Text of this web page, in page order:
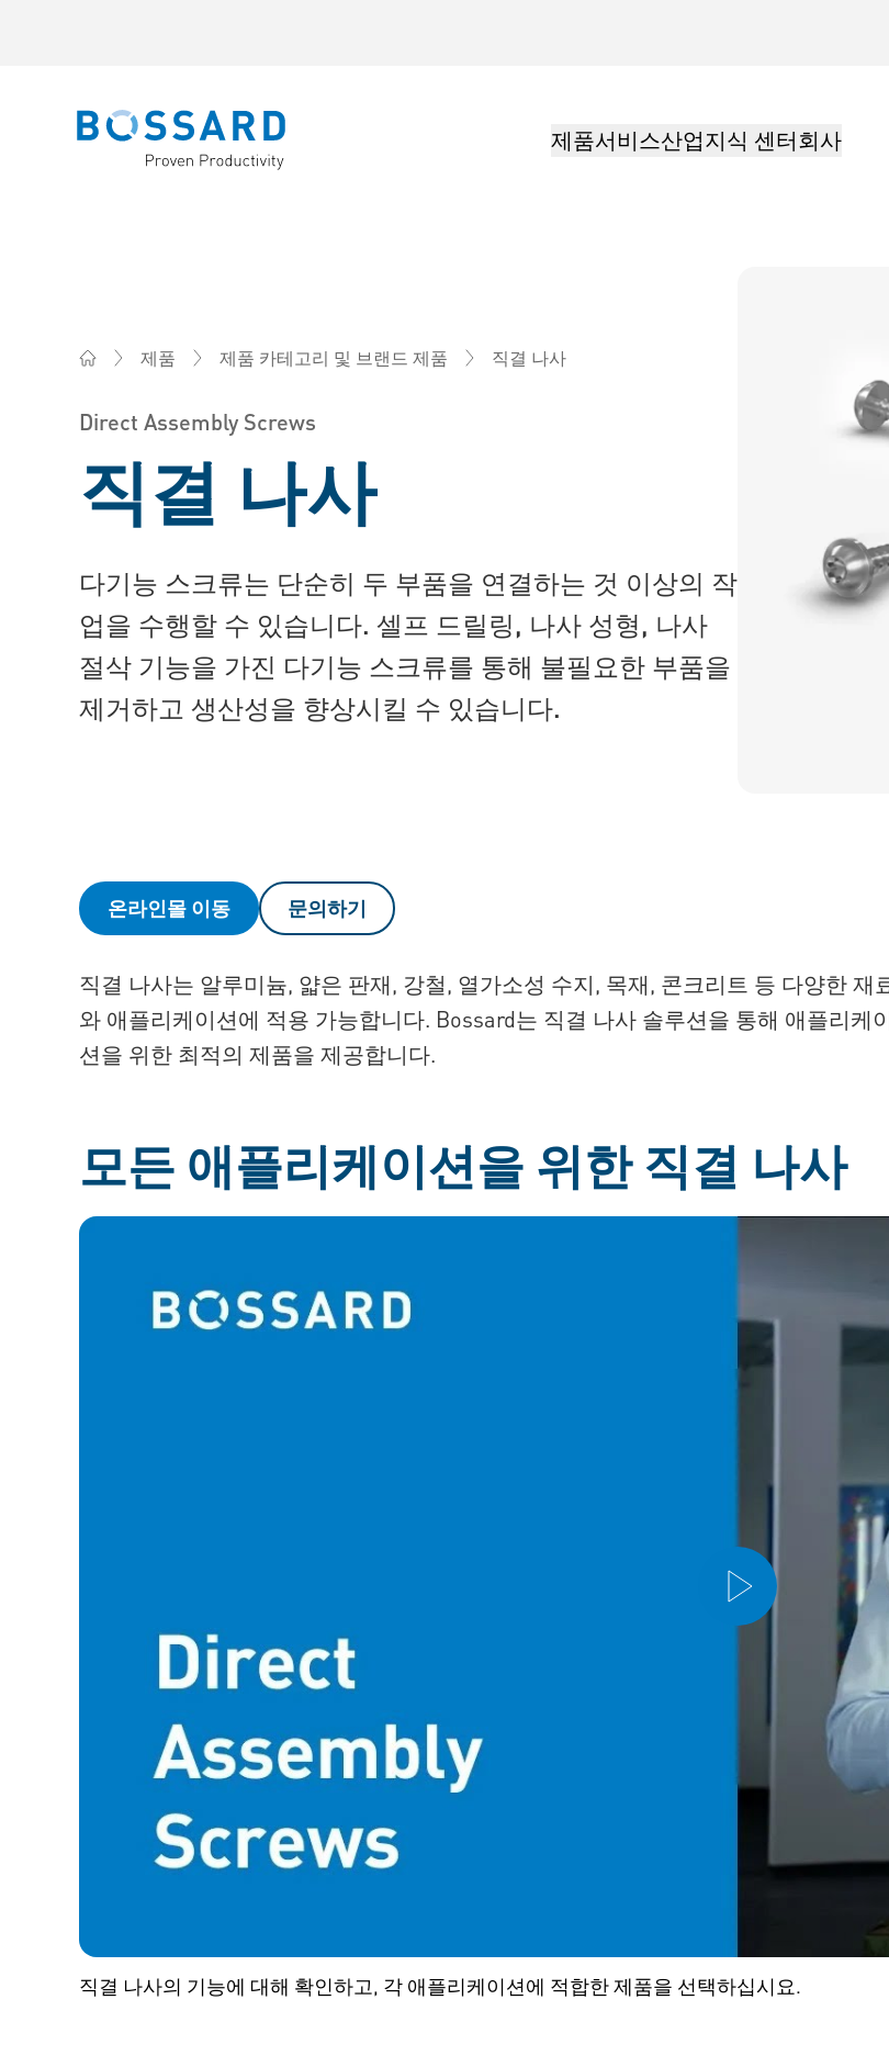
Bossard homepage 제품서비스산업지식 센터회사
제품 제품 카테고리 및 브랜드 제품 직결 나사
Direct Assembly Screws
직결 나사
다기능 스크류는 단순히 두 부품을 연결하는 것 이상의 작
업을 수행할 수 있습니다. 셀프 드릴링, 나사 성형, 나사
절삭 기능을 가진 다기능 스크류를 통해 불필요한 부품을
제거하고 생산성을 향상시킬 수 있습니다.
온라인몰 이동 문의하기
직결 나사는 알루미늄, 얇은 판재, 강철, 열가소성 수지, 목재, 콘크리트 등 다양한 재
와 애플리케이션에 적용 가능합니다. Bossard는 직결 나사 솔루션을 통해 애플리케
션을 위한 최적의 제품을 제공합니다.
모든 애플리케이션을 위한 직결 나사
직결 나사의 기능에 대해 확인하고, 각 애플리케이션에 적합한 제품을 선택하십시요.